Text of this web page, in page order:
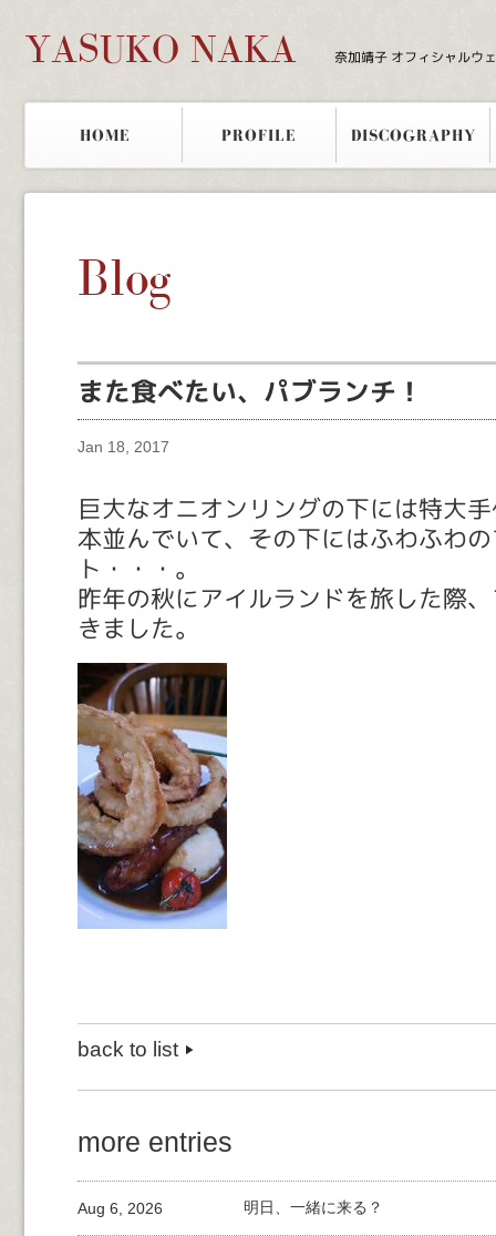
YASUKO NAKA 奈加靖子 オフィシャルウ
HOME PROFILE DISCOGRAPHY
Blog
また食べたい、パブランチ！
Jan 18, 2017
巨大なオニオンリングの下には特大
本並んでいて、その下にはふわふわ
ト・・・。
昨年の秋にアイルランドを旅した際
きました。
back to list
more entries
明日、一緒に来る？
Aug 6, 2026